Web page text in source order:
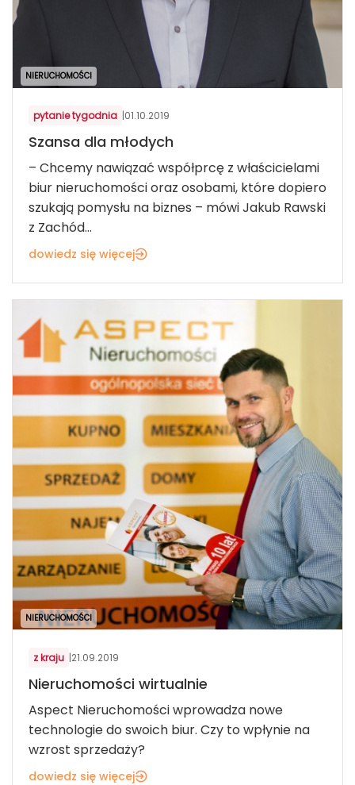
NIERUCHOMOŚCI
pytanie tygodnia |01.10.2019
Szansa dla młodych
– Chcemy nawiązać współprcę z właścicielami
biur nieruchomości oraz osobami, które dopiero
szukają pomysłu na biznes – mówi Jakub Rawski
z Zachód...
dowiedz się więcej
NIERUCHOMOŚCI
z kraju |21.09.2019
Nieruchomości wirtualnie
Aspect Nieruchomości wprowadza nowe
technologie do swoich biur. Czy to wpłynie na
wzrost sprzedaży?
dowiedz się więcej